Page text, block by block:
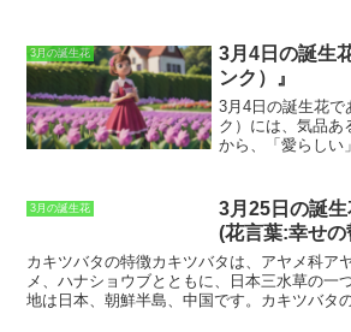
す。花言葉は、「
実」です。ヤグ
らと優雅な姿が魅
柄を象徴していま
言葉は、贈り物に
りするのに最適で
3月の誕生花
3月4日の誕生
ンク）』
3月4日の誕生花で
ク） には、気品あ
から、「愛らしい
アキントスという
からきています。
陽神アポロンと西
されていましたが
ヒュアキントス
てしまいます。ヒ
3月の誕生花
3月25日の誕
(花言葉:幸せの
カキツバタの特徴カキツバタは、アヤメ科ア
メ、ハナショウブとともに、日本三水草の一
地は日本、朝鮮半島、中国です。カキツバタ